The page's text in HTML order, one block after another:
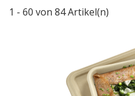
1 - 60 von 84 Artikel(n)